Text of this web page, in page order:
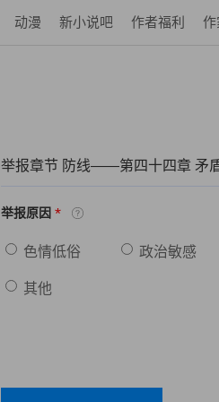
动漫 新小说吧 作者福利 作
举报章节 防线——第四十四章 矛
举报原因 *
色情低俗 政治敏感
其他